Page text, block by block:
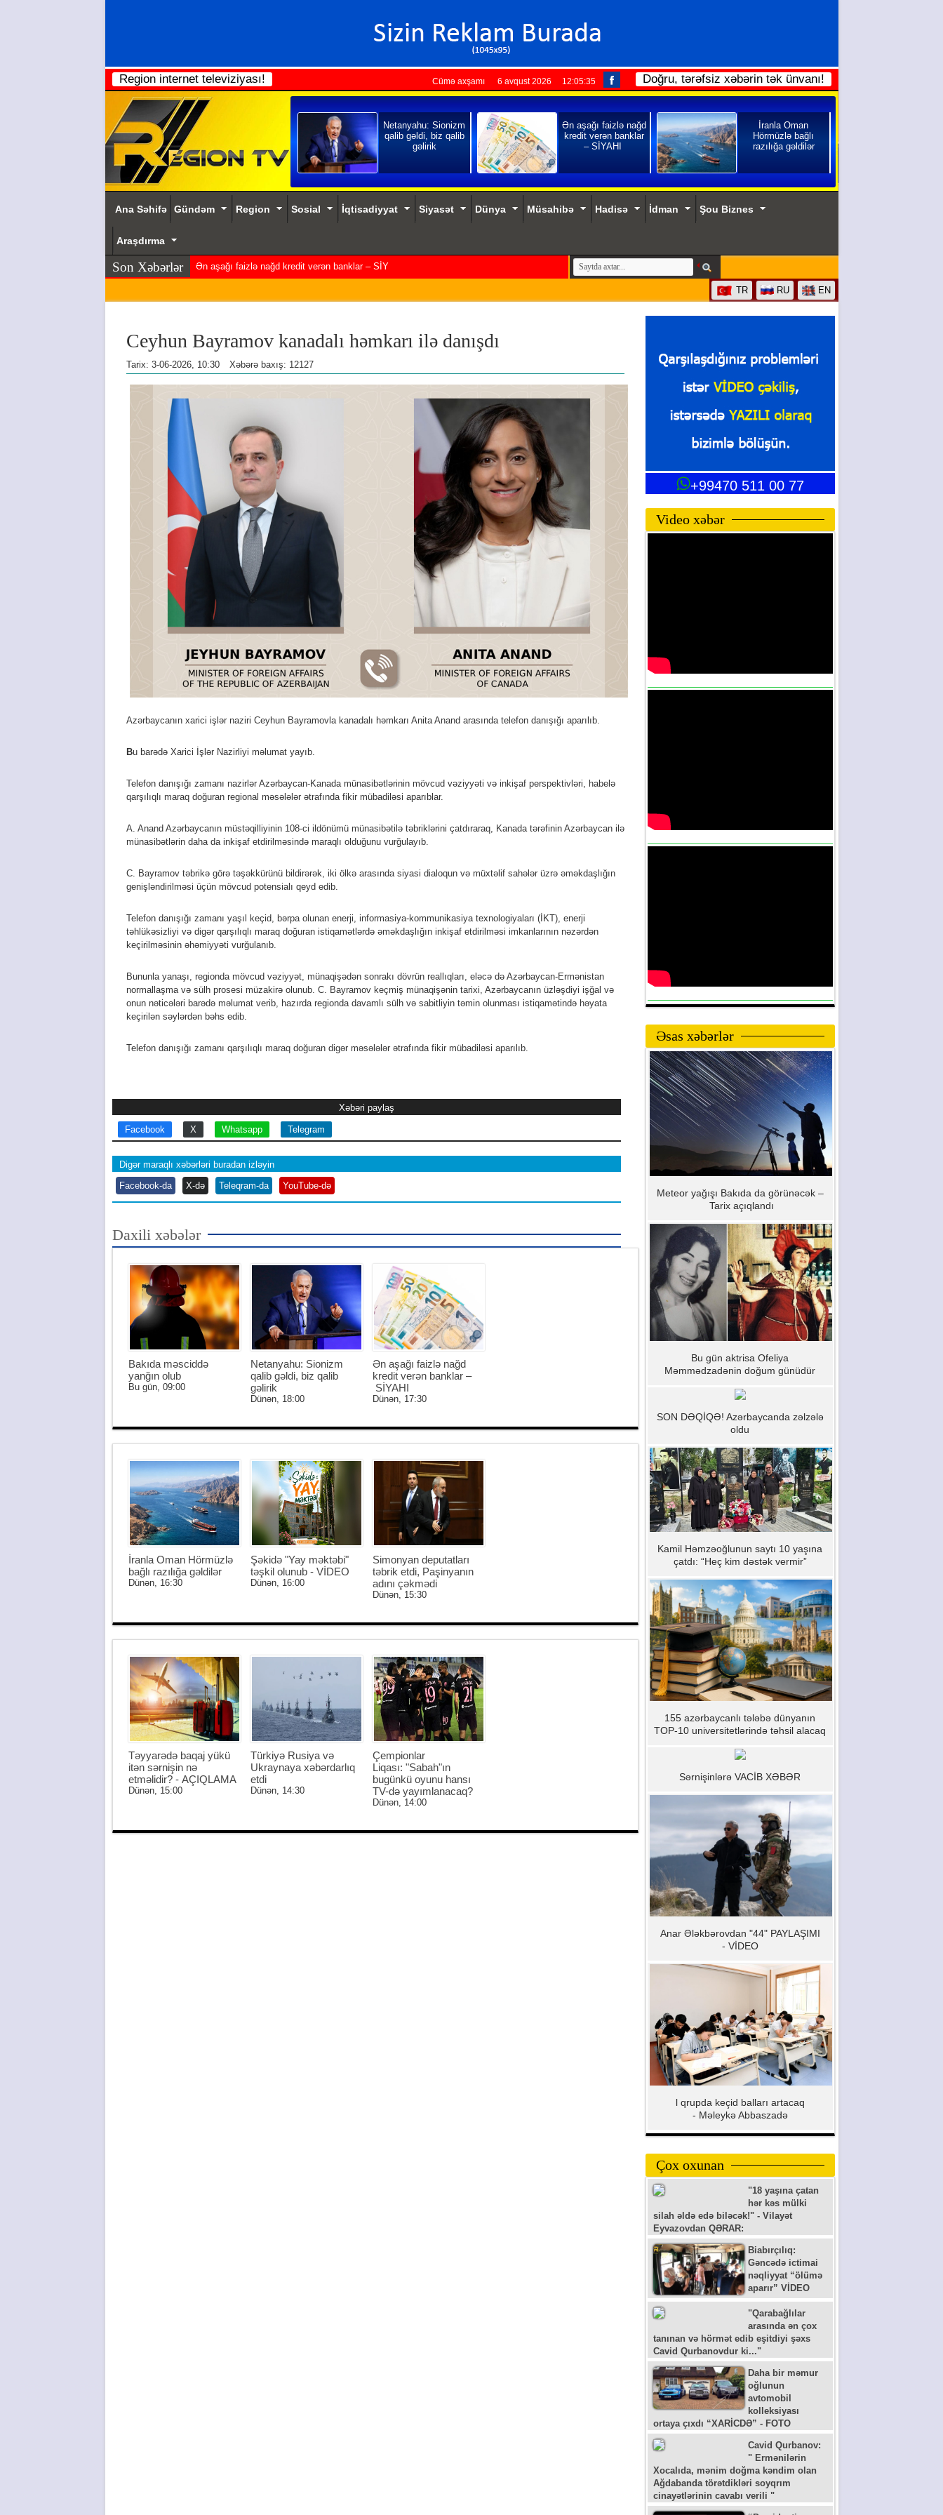
Region internet televiziyası! Cümə axşamı 6 avqust 2026 12:05:37 Doğru, tərəfsiz xəbərin tək ünvanı!
Netanyahu: Sionizm
qalib gəldi, biz qalib
gəlirik
Ən aşağı faizlə nağd
kredit verən banklar
– SİYAHI
İranla Oman
Hörmüzlə bağlı
razılığa gəldilər
Ana Səhifə Gündəm Region Sosial İqtisadiyyat Siyasət Dünya Müsahibə Hadisə İdman Şou Biznes
Araşdırma
Son Xəbərlər Ən aşağı faizlə nağd kredit verən banklar – SİYAHI
TR RU EN
Ceyhun Bayramov kanadalı həmkarı ilə danışdı
Tarix: 3-06-2026, 10:30 Xəbərə baxış: 12127
Azərbaycanın xarici işlər naziri Ceyhun Bayramovla kanadalı həmkarı Anita Anand arasında telefon danışığı aparılıb.
Bu barədə Xarici İşlər Nazirliyi məlumat yayıb.
Telefon danışığı zamanı nazirlər Azərbaycan-Kanada münasibətlərinin mövcud vəziyyəti və inkişaf perspektivləri, habelə
qarşılıqlı maraq doğuran regional məsələlər ətrafında fikir mübadiləsi aparıblar.
A. Anand Azərbaycanın müstəqilliyinin 108-ci ildönümü münasibətilə təbriklərini çatdıraraq, Kanada tərəfinin Azərbaycan ilə
münasibətlərin daha da inkişaf etdirilməsində maraqlı olduğunu vurğulayıb.
C. Bayramov təbrikə görə təşəkkürünü bildirərək, iki ölkə arasında siyasi dialoqun və müxtəlif sahələr üzrə əməkdaşlığın
genişləndirilməsi üçün mövcud potensialı qeyd edib.
Telefon danışığı zamanı yaşıl keçid, bərpa olunan enerji, informasiya-kommunikasiya texnologiyaları (İKT), enerji
təhlükəsizliyi və digər qarşılıqlı maraq doğuran istiqamətlərdə əməkdaşlığın inkişaf etdirilməsi imkanlarının nəzərdən
keçirilməsinin əhəmiyyəti vurğulanıb.
Bununla yanaşı, regionda mövcud vəziyyət, münaqişədən sonrakı dövrün reallıqları, eləcə də Azərbaycan-Ermənistan
normallaşma və sülh prosesi müzakirə olunub. C. Bayramov keçmiş münaqişənin tarixi, Azərbaycanın üzləşdiyi işğal və
onun nəticələri barədə məlumat verib, hazırda regionda davamlı sülh və sabitliyin təmin olunması istiqamətində həyata
keçirilən səylərdən bəhs edib.
Telefon danışığı zamanı qarşılıqlı maraq doğuran digər məsələlər ətrafında fikir mübadiləsi aparılıb.
Xəbəri paylaş
Facebook X Whatsapp Telegram
Digər maraqlı xəbərləri buradan izləyin
Facebook-da
X-də Teleqram-da YouTube-də
Daxili xəbələr
Bakıda məsciddə
yanğın olub
Bu gün, 09:00
Netanyahu: Sionizm
qalib gəldi, biz qalib
gəlirik
Dünən, 18:00
Ən aşağı faizlə nağd
kredit verən banklar –
SİYAHI
Dünən, 17:30
İranla Oman Hörmüzlə
bağlı razılığa gəldilər
Dünən, 16:30
Şəkidə "Yay məktəbi"
təşkil olunub - VİDEO
Dünən, 16:00
Simonyan deputatları
təbrik etdi, Paşinyanın
adını çəkmədi
Dünən, 15:30
Təyyarədə baqaj yükü
itən sərnişin nə
etməlidir? - AÇIQLAMA
Dünən, 15:00
Türkiyə Rusiya və
Ukraynaya xəbərdarlıq
etdi
Dünən, 14:30
Çempionlar
Liqası: "Sabah"ın
bugünkü oyunu hansı
TV-də yayımlanacaq?
Dünən, 14:00
+99470 511 00 77
Video xəbər
Əsas xəbərlər
Meteor yağışı Bakıda da görünəcək –
Tarix açıqlandı
Bu gün aktrisa Ofeliya
Məmmədzadənin doğum günüdür
SON DƏQİQƏ! Azərbaycanda zəlzələ
oldu
Kamil Həmzəoğlunun saytı 10 yaşına
çatdı: “Heç kim dəstək vermir”
155 azərbaycanlı tələbə dünyanın
TOP-10 universitetlərində təhsil alacaq
Sərnişinlərə VACİB XƏBƏR
Anar Ələkbərovdan "44" PAYLAŞIMI
- VİDEO
l qrupda keçid balları artacaq
- Məleykə Abbaszadə
Çox oxunan
"18 yaşına çatan
hər kəs mülki
silah əldə edə biləcək!" - Vilayət
Eyvazovdan QƏRAR:
Biabırçılıq:
Gəncədə ictimai
nəqliyyat “ölümə
aparır” VİDEO
"Qarabağlılar
arasında ən çox
tanınan və hörmət edib eşitdiyi şəxs
Cavid Qurbanovdur ki..."
Daha bir məmur
oğlunun
avtomobil
kolleksiyası
ortaya çıxdı “XARİCDƏ” - FOTO
Cavid Qurbanov:
" Ermənilərin
Xocalıda, mənim doğma kəndim olan
Ağdabanda törətdikləri soyqrım
cinayətlərinin cavabı verili "